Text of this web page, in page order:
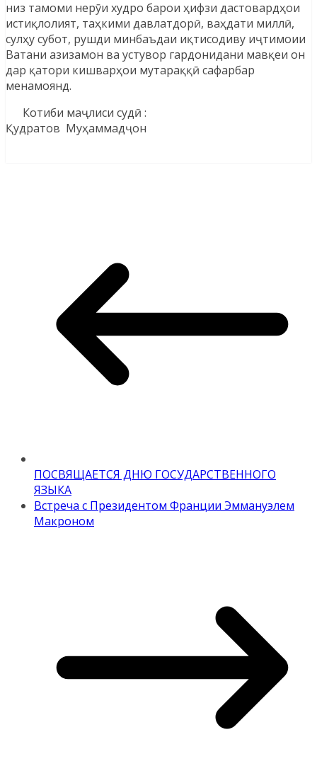
низ тамоми нерӯи худро барои ҳифзи дастовардҳои
истиқлолият, таҳкими давлатдорӣ, ваҳдати миллӣ,
сулҳу субот, рушди минбаъдаи иқтисодиву иҷтимоии
Ватани азизамон ва устувор гардонидани мавқеи он
дар қатори кишварҳои мутараққӣ сафарбар
менамоянд.
Котиби маҷлиси судӣ :
Қудратов Муҳаммадҷон
ПОСВЯЩАЕТСЯ ДНЮ ГОСУДАРСТВЕННОГО
ЯЗЫКА
Встреча с Президентом Франции Эммануэлем
Макроном